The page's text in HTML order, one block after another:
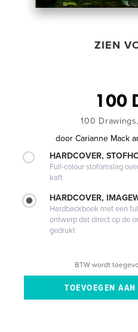
ZIEN
100
100
door Carianne Mack
HARDCOVER,
Full-colour stofomslag
kaft
HARDCOVER,
Hardbackboek met een
ontwerp dat direct op de
gedrukt
BTW wordt